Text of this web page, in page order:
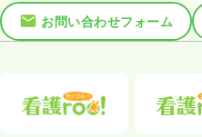
お問い合わせフォーム